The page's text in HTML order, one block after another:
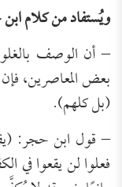
ويُستفاد من كلام
– أن الوصف
بعض المعاصرين،
(بل كلهم).
– قول ابن حجر:
فعلوا لن يقعوا في